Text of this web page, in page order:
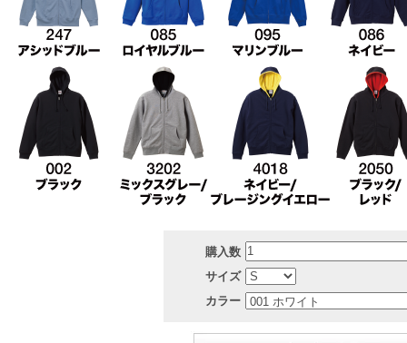
購入数
サイズ
カラー